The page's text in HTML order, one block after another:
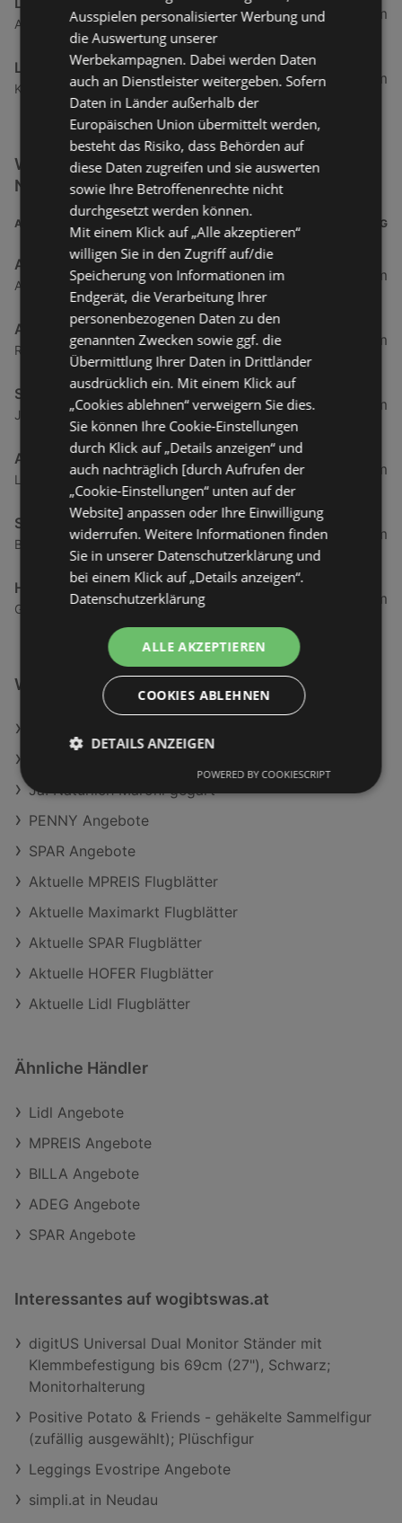
Allee 215 Eingang 4, 2334 Vösendorf
507,12 km
LINDT Chocolate Shop Kärntnerstrasse
Kärntnerstraße 53, 1010 Wien
511,96 km
Weitere Getränke & Lebensmittel Filialen in der
Nähe
ADRESSE ENTFERNUNG
ADEG Österreich Handelsakt.Ges
Atu53220009 Rheinstraße 1, 6974 Gaissau
0,5 km
ADEG
Rheinstraße 1, 6974 Gaissau
0,5 km
SPAR Supermarkt
Jägerweg 2, 6973 Höchst
1,94 km
ADEG
Landstraße 50, 6973 Hoechst
2,69 km
SPAR Supermarkt
Bundesstraße 80, 6972 Fussach
3,84 km
HOFER
Gartenstraße 6, 6973 Höchst
3,86 km
Weiterführende Links
Ja! Natürlich Maroni gegart
PENNY Angebote
SPAR Angebote
Aktuelle MPREIS Flugblätter
Aktuelle Maximarkt Flugblätter
Aktuelle SPAR Flugblätter
Aktuelle HOFER Flugblätter
Aktuelle Lidl Flugblätter
Ähnliche Händler
Lidl Angebote
MPREIS Angebote
BILLA Angebote
ADEG Angebote
SPAR Angebote
Interessantes auf wogibtswas.at
digitUS Universal Dual Monitor Ständer mit
Klemmbefestigung bis 69cm (27"), Schwarz;
Monitorhalterung
Positive Potato & Friends - gehäkelte Sammelfigur
(zufällig ausgewählt); Plüschfigur
Leggings Evostripe Angebote
simpli.at in Neudau
Ausspielen personalisierter Werbung und
die Auswertung unserer
Werbekampagnen. Dabei werden Daten
auch an Dienstleister weitergeben. Sofern
Daten in Länder außerhalb der
Europäischen Union übermittelt werden,
besteht das Risiko, dass Behörden auf
diese Daten zugreifen und sie auswerten
sowie Ihre Betroffenenrechte nicht
durchgesetzt werden können.
Mit einem Klick auf „Alle akzeptieren“
willigen Sie in den Zugriff auf/die
Speicherung von Informationen im
Endgerät, die Verarbeitung Ihrer
personenbezogenen Daten zu den
genannten Zwecken sowie ggf. die
Übermittlung Ihrer Daten in Drittländer
ausdrücklich ein. Mit einem Klick auf
„Cookies ablehnen“ verweigern Sie dies.
Sie können Ihre Cookie-Einstellungen
durch Klick auf „Details anzeigen“ und
auch nachträglich [durch Aufrufen der
„Cookie-Einstellungen“ unten auf der
Website] anpassen oder Ihre Einwilligung
widerrufen. Weitere Informationen finden
Sie in unserer Datenschutzerklärung und
bei einem Klick auf „Details anzeigen“.
Datenschutzerklärung
ALLE AKZEPTIEREN
COOKIES ABLEHNEN
DETAILS ANZEIGEN
POWERED BY COOKIESCRIPT